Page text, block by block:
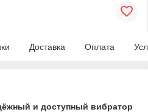
Доставка Оплата
и доступный вибратор